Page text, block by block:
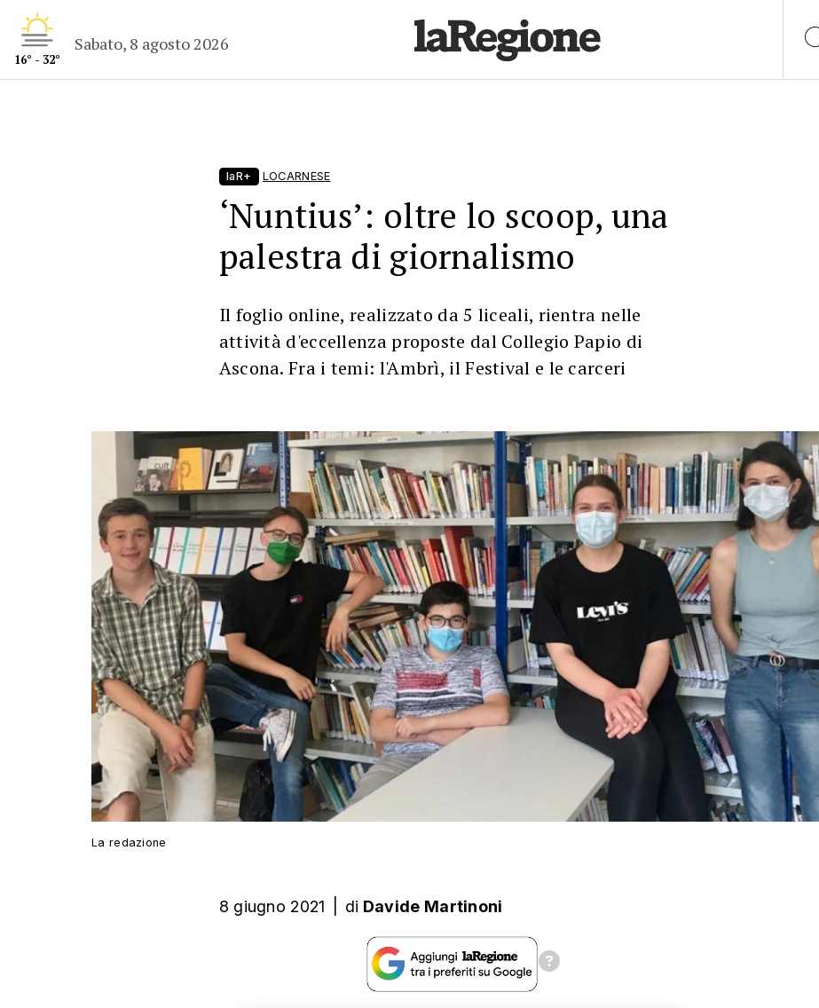
16° - 32°
Sabato, 8 agosto 2026
laR+ LOCARNESE
‘Nuntius’: oltre lo scoop, una
palestra di giornalismo
Il foglio online, realizzato da 5 liceali, rientra nelle
attività d'eccellenza proposte dal Collegio Papio di
Ascona. Fra i temi: l'Ambrì, il Festival e le carceri
La redazione
8 giugno 2021 di Davide Martinoni